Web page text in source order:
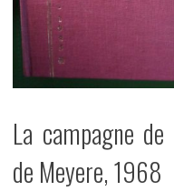
La campagne
de Meyere, 1968